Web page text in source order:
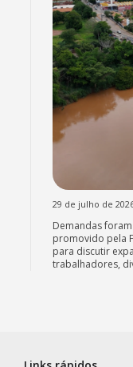
29 de julho de
Demandas
promovido pela
para discutir
trabalhadores,